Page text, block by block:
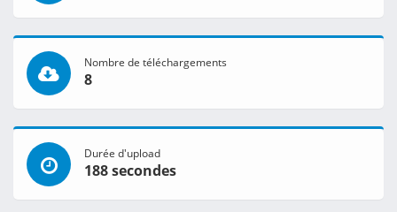
Nombre de téléchargements
8
Durée d'upload
188 secondes